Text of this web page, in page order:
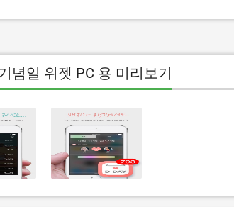
념일 위젯 PC 용 미리보기